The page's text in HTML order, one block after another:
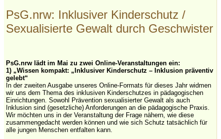
PsG.nrw: Inklusiver Kinderschutz /
Sexualisierte Gewalt durch Geschwister
PsG.nrw lädt im Mai zu zwei Online-Veranstaltungen ein:
1) „Wissen kompakt: „Inklusiver Kinderschutz– Inklusion präventiv
gelebt“
In der zweiten Ausgabe unseres Online-Formats für dieses Jahr widmen
wir uns dem Thema des inklusiven Kinderschutzes in pädagogischen
Einrichtungen. Sowohl Prävention sexualisierter Gewalt als auch
Inklusion sind (gesetzliche) Anforderungen an die pädagogische Praxis.
Wir möchten uns in der Veranstaltung der Frage nähern, wie diese
zusammengedacht werden können und wie sich Schutz tatsächlich für
alle jungen Menschen entfalten kann.